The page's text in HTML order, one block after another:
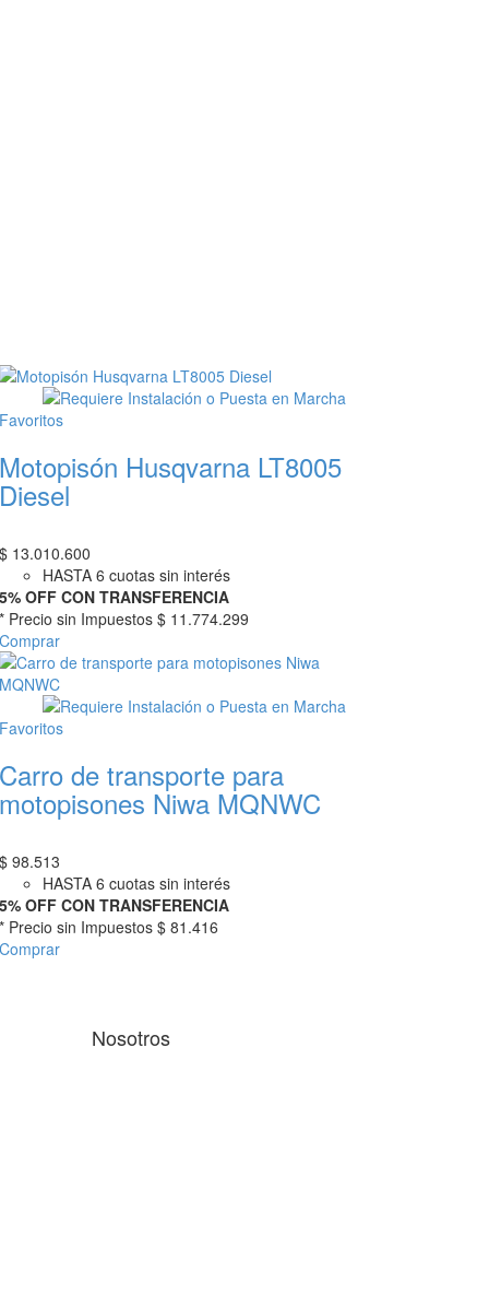
Favoritos
Motopisón Husqvarna LT8005
Diesel
$ 13.010.600
HASTA 6 cuotas sin interés
5% OFF CON TRANSFERENCIA
* Precio sin Impuestos$ 11.774.299
Comprar
Favoritos
Carro de transporte para
motopisones Niwa MQNWC
$98.513
HASTA 6 cuotas sin interés
5% OFF CON TRANSFERENCIA
* Precio sin Impuestos$ 81.416
Comprar
Nosotros